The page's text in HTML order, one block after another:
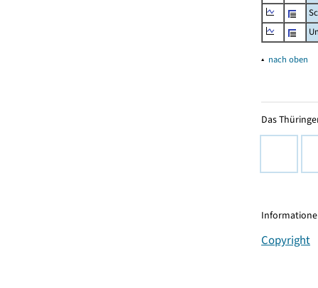
▴ nach oben
Das
Copyright